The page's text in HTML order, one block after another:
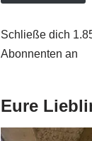
Schließe dich
Abonnenten an
Eure